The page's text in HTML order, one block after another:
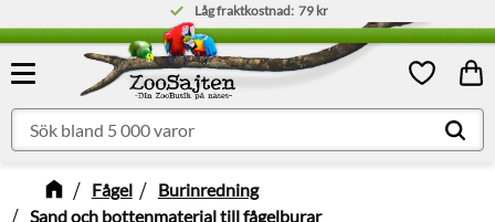
Meny
Låg fraktkostnad: 79 kr
Favoriter
Fågel
Burinredning
Sand och bottenmaterial till fågelburar